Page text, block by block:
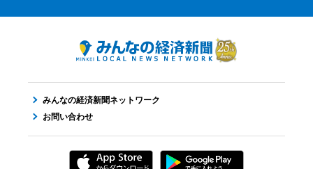
みんなの経済新聞ネットワーク
お問い合わせ